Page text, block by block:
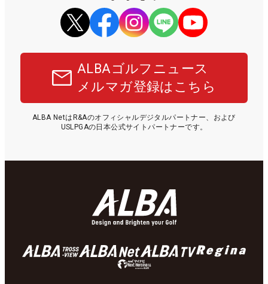
ALBAゴルフニュース
メルマガ登録はこちら
ALBA NetはR&Aのオフィシャルデジタルパートナー、および
USLPGAの日本公式サイトパートナーです。